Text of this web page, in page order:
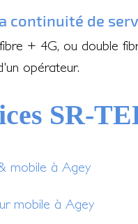
continuité de
+ 4G, ou double
opérateur.
SR-
mobile à Agey
mobile à Agey